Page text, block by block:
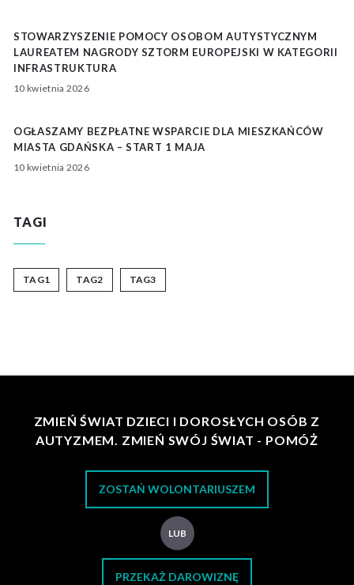
STOWARZYSZENIE POMOCY OSOBOM AUTYSTYCZNYM
LAUREATEM NAGRODY SZTORM EUROPEJSKI W KATEGORII
INFRASTRUKTURA
10 kwietnia 2026
OGŁASZAMY BEZPŁATNE WSPARCIE DLA MIESZKAŃCÓW
MIASTA GDAŃSKA – START 1 MAJA
10 kwietnia 2026
TAGI
TAG1 TAG2 TAG3
ZMIEŃ ŚWIAT DZIECI I DOROSŁYCH OSÓB Z
AUTYZMEM. ZMIEŃ SWÓJ ŚWIAT - POMÓŻ
ZOSTAŃ WOLONTARIUSZEM
LUB
PRZEKAŻ DAROWIZNĘ